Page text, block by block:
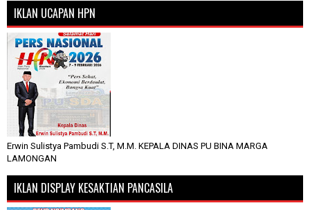
IKLAN UCAPAN HPN
Erwin Sulistya Pambudi S.T, M.M. KEPALA DINAS PU BINA MARGA
LAMONGAN
IKLAN DISPLAY KESAKTIAN PANCASILA